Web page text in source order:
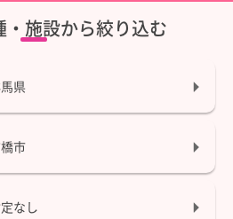
・施設から絞り込む
県
市
なし